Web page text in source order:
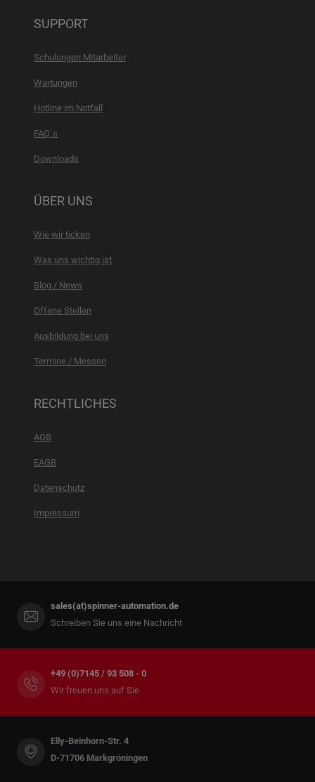
SUPPORT
Schulungen Mitarbeiter
Wartungen
Hotline im Notfall
FAQ´s
Downloads
ÜBER UNS
Wie wir ticken
Was uns wichtig ist
Blog / News
Offene Stellen
Ausbildung bei uns
Termine / Messen
RECHTLICHES
AGB
EAGB
Datenschutz
Impressum
sales(at)spinner-automation.de
Schreiben Sie uns eine Nachricht
+49 (0)7145 / 93 508 - 0
Wir freuen uns auf Sie
Elly-Beinhorn-Str. 4
D-71706 Markgröningen